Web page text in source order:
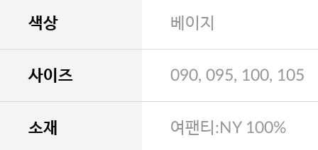
색상 베이지
사이즈 090, 095, 100, 105
소재 여팬티:NY 100%